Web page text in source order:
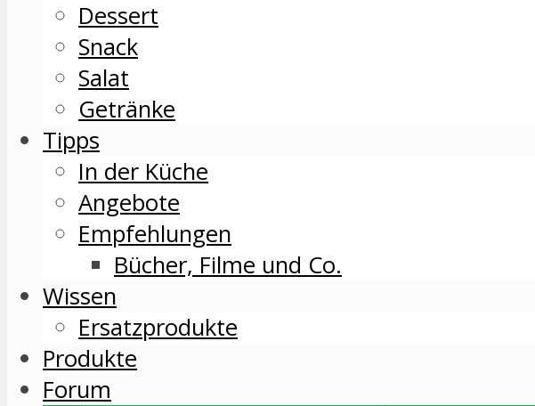
Dessert
Snack
Salat
Getränke
Tipps
In der Küche
Angebote
Empfehlungen
Bücher, Filme und Co.
Wissen
Ersatzprodukte
Produkte
Forum